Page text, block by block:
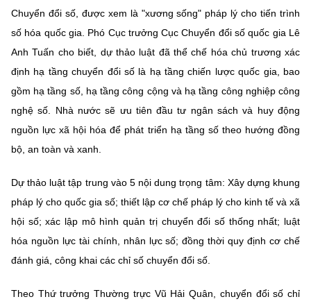
Chuyển đổi số, được xem là "xương sống" pháp lý cho tiến trình
số hóa quốc gia. Phó Cục trưởng Cục Chuyển đổi số quốc gia Lê
Anh Tuấn cho biết, dự thảo luật đã thể chế hóa chủ trương xác
định hạ tầng chuyển đổi số là hạ tầng chiến lược quốc gia, bao
gồm hạ tầng số, hạ tầng công cộng và hạ tầng công nghiệp công
nghệ số. Nhà nước sẽ ưu tiên đầu tư ngân sách và huy động
nguồn lực xã hội hóa để phát triển hạ tầng số theo hướng đồng
bộ, an toàn và xanh.
Dự thảo luật tập trung vào 5 nội dung trọng tâm: Xây dựng khung
pháp lý cho quốc gia số; thiết lập cơ chế pháp lý cho kinh tế và xã
hội số; xác lập mô hình quản trị chuyển đổi số thống nhất; luật
hóa nguồn lực tài chính, nhân lực số; đồng thời quy định cơ chế
đánh giá, công khai các chỉ số chuyển đổi số.
Theo Thứ trưởng Thường trực Vũ Hải Quân, chuyển đổi số chỉ